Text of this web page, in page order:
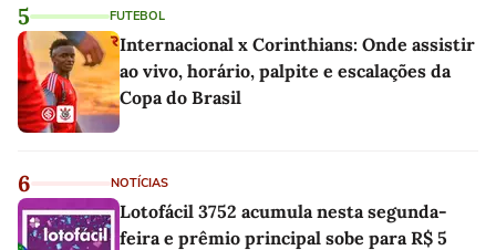
5 FUTEBOL
Internacional x Corinthians: Onde assistir
ao vivo, horário, palpite e escalações da
Copa do Brasil
6 NOTÍCIAS
Lotofácil 3752 acumula nesta segunda-
feira e prêmio principal sobe para R$ 5